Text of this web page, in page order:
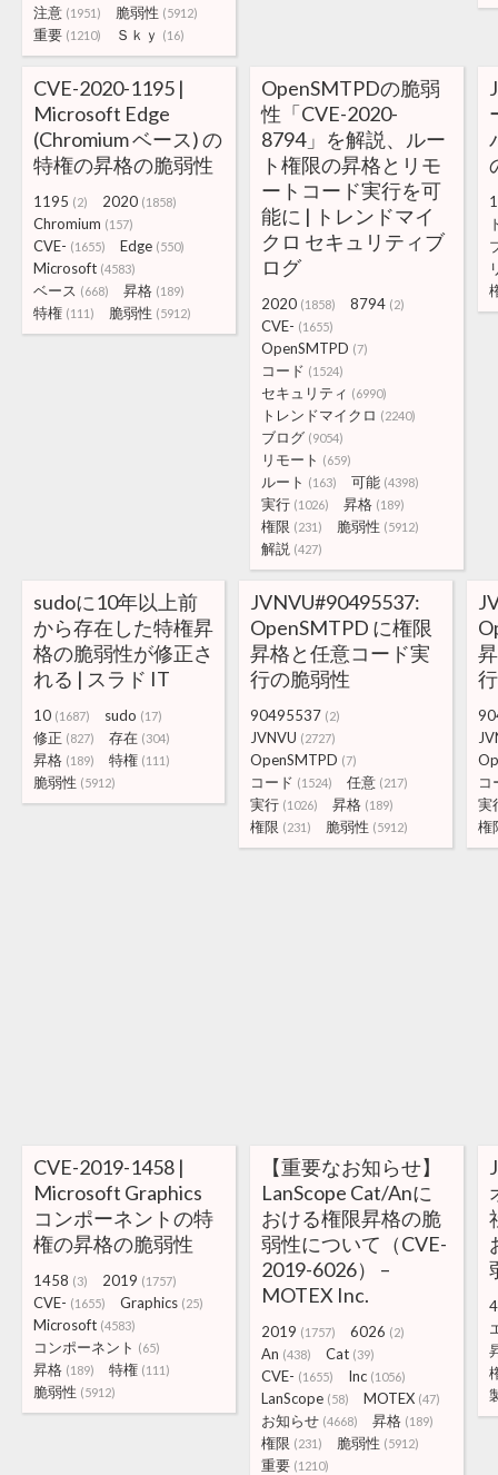
注意 (1951) 脆弱性 (5912)
重要 (1210) Ｓｋｙ (16)
CVE-2020-1195 |
Microsoft Edge
(Chromium ベース) の
特権の昇格の脆弱性
1195 (2) 2020 (1858)
Chromium (157)
CVE- (1655) Edge (550)
Microsoft (4583)
ベース (668) 昇格 (189)
特権 (111) 脆弱性 (5912)
OpenSMTPDの脆弱
性「CVE-2020-
8794」を解説、ルー
ト権限の昇格とリモ
ートコード実行を可
能に | トレンドマイ
クロ セキュリティブ
ログ
2020 (1858) 8794 (2)
CVE- (1655)
OpenSMTPD (7)
コード (1524)
セキュリティ (6990)
トレンドマイクロ (2240)
ブログ (9054)
リモート (659)
ルート (163) 可能 (4398)
実行 (1026) 昇格 (189)
権限 (231) 脆弱性 (5912)
解説 (427)
sudoに10年以上前
から存在した特権昇
格の脆弱性が修正さ
れる | スラド IT
10 (1687) sudo (17)
修正 (827) 存在 (304)
昇格 (189) 特権 (111)
脆弱性 (5912)
JVNVU#90495537:
OpenSMTPD に権限
昇格と任意コード実
行の脆弱性
90495537 (2)
JVNVU (2727)
OpenSMTPD (7)
コード (1524) 任意 (217)
実行 (1026) 昇格 (189)
権限 (231) 脆弱性 (5912)
コ
実
権
CVE-2019-1458 |
Microsoft Graphics
コンポーネントの特
権の昇格の脆弱性
1458 (3) 2019 (1757)
CVE- (1655) Graphics (25)
Microsoft (4583)
コンポーネント (65)
昇格 (189) 特権 (111)
脆弱性 (5912)
【重要なお知らせ】
LanScope Cat/Anに
おける権限昇格の脆
弱性について（CVE-
2019-6026） –
MOTEX Inc.
2019 (1757) 6026 (2)
An (438) Cat (39)
CVE- (1655) Inc (1056)
LanScope (58) MOTEX (47)
お知らせ (4668) 昇格 (189)
権限 (231) 脆弱性 (5912)
重要 (1210)